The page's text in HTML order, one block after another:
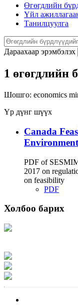
Өгөгдлийн
Үйл
Танилцуулга
Дараахаар эрэмбэлэх
1 өгөгдлийн
Шошго: economics
Үр дүнг шүүх
Canada
PDF of
2017 on
on feasibility
PDF
Холбоо барих